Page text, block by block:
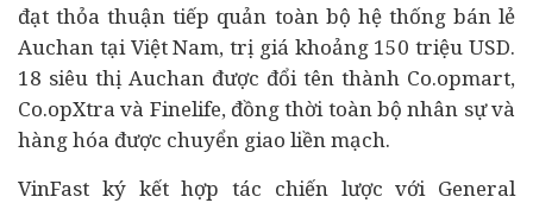
đạt thỏa thuận tiếp quản toàn bộ hệ thống bán lẻ
Auchan tại Việt Nam, trị giá khoảng 150 triệu USD.
18 siêu thị Auchan được đổi tên thành Co.opmart,
Co.opXtra và Finelife, đồng thời toàn bộ nhân sự và
hàng hóa được chuyển giao liền mạch.
VinFast ký kết hợp tác chiến lược với General